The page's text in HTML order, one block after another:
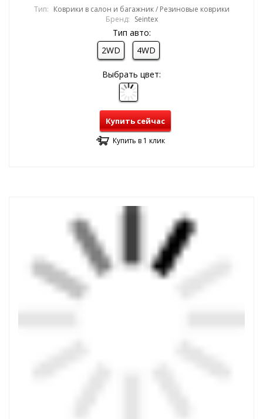
Тип: Коврики в салон и багажник / Резиновые коврики
Бренд: Seintex
Тип авто:
2WD
4WD
Выбрать цвет:
Купить сейчас
Купить в 1 клик